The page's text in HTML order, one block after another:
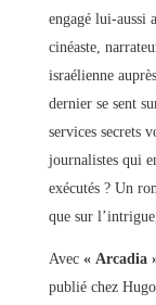
engagé lui-aussi
cinéaste,
israélienne
dernier se sent
services secrets
journalistes qui
exécutés ? Un
que sur
Avec « Arcadia
publié chez Hugo,